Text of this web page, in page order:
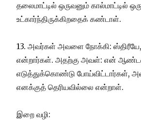
தலைமாட்டில் ஒருவனும் கால்மாட்டில்
உட்கார்ந்திருக்கிறதைக் கண்டாள்.
13. அவர்கள் அவளை நோக்கி:
என்றார்கள். அதற்கு அவள்: என்
எடுத்துக்கொண்டு போய்விட்டார்கள்,
எனக்குத் தெரியவில்லை என்றாள்.
இறை வழி: